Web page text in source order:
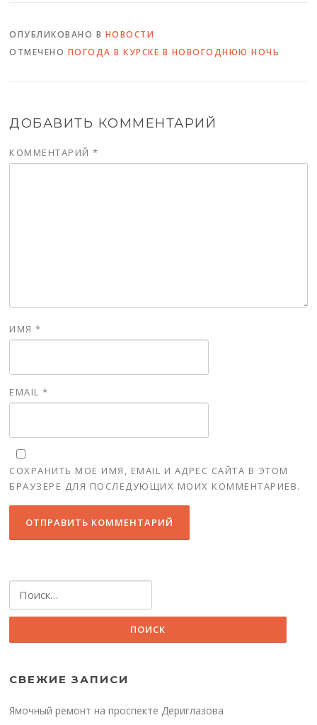
ОПУБЛИКОВАНО В НОВОСТИ
ОТМЕЧЕНО ПОГОДА В КУРСКЕ В НОВОГОДНЮЮ НОЧЬ
ДОБАВИТЬ КОММЕНТАРИЙ
КОММЕНТАРИЙ*
ИМЯ*
EMAIL*
СОХРАНИТЬ МОЁ ИМЯ, EMAIL И АДРЕС САЙТА В ЭТОМ
БРАУЗЕРЕ ДЛЯ ПОСЛЕДУЮЩИХ МОИХ КОММЕНТАРИЕВ.
СВЕЖИЕ ЗАПИСИ
Ямочный ремонт на проспекте Дериглазова